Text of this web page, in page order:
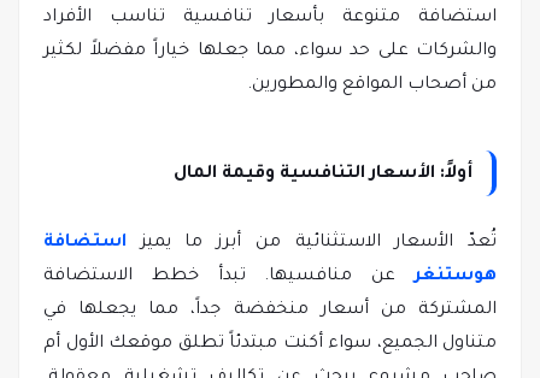
استضافة متنوعة بأسعار تنافسية تناسب الأفراد
والشركات على حد سواء، مما جعلها خياراً مفضلاً لكثير
من أصحاب المواقع والمطورين.
أولاً: الأسعار التنافسية وقيمة المال
تُعدّ الأسعار الاستثنائية من أبرز ما يميز استضافة
هوستنغرعن منافسيها. تبدأ خطط الاستضافة
المشتركة من أسعار منخفضة جداً، مما يجعلها في
متناول الجميع، سواء أكنت مبتدئاً تطلق موقعك الأول أم